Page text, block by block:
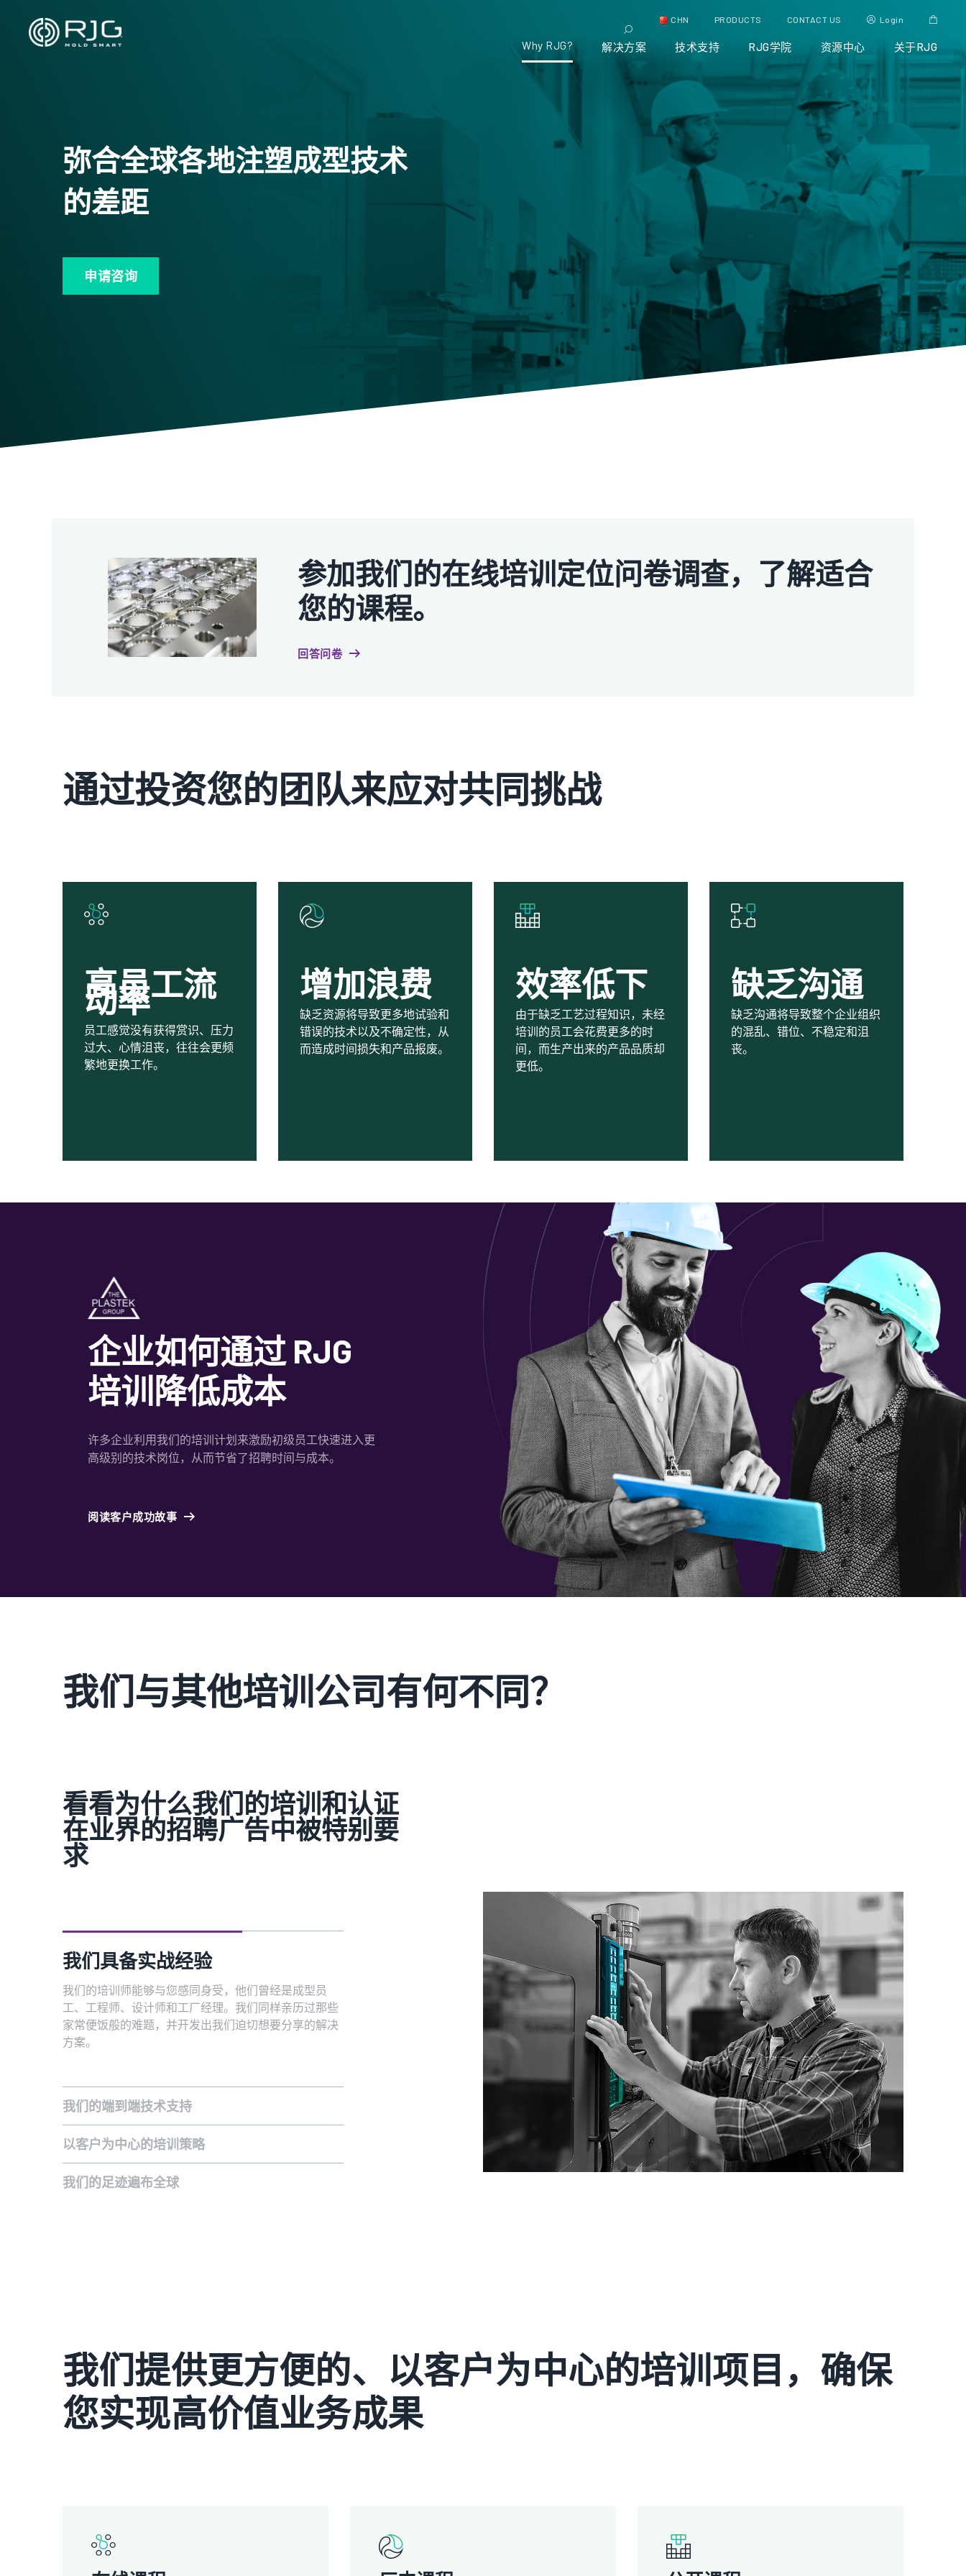
CHN PRODUCTS CONTACT US Login
Why RJG? 解决方案 技术支持 RJG学院 资源中心 关于RJG
弥合全球各地注塑成型技术
的差距
申请咨询
参加我们的在线培训定位问卷调查，了解适合
您的课程。
回答问卷
通过投资您的团队来应对共同挑战
高员工流
动率
员工感觉没有获得赏识、压力
过大、心情沮丧，往往会更频
繁地更换工作。
增加浪费
缺乏资源将导致更多地试验和
错误的技术以及不确定性，从
而造成时间损失和产品报废。
效率低下
由于缺乏工艺过程知识，未经
培训的员工会花费更多的时
间，而生产出来的产品品质却
更低。
缺乏沟通
缺乏沟通将导致整个企业组织
的混乱、错位、不稳定和沮
丧。
企业如何通过 RJG
培训降低成本
许多企业利用我们的培训计划来激励初级员工快速进入更
高级别的技术岗位，从而节省了招聘时间与成本。
阅读客户成功故事
我们与其他培训公司有何不同？
看看为什么我们的培训和认证
在业界的招聘广告中被特别要
求
我们具备实战经验
我们的培训师能够与您感同身受，他们曾经是成型员
工、工程师、设计师和工厂经理。我们同样亲历过那些
家常便饭般的难题，并开发出我们迫切想要分享的解决
方案。
我们的端到端技术支持
我们不仅提供工艺培训。从草图到生产，我们都有备而来，并
且我们拥有解决您可能面临的任何挑战的专业技术。我们绝不
会仅仅告诉您该做什么，然后让您独自面对。
以客户为中心的培训策略
每个培训课程都紧紧围绕您的需求构建。如果您需要涵盖内容
更广的特定主题，我们将进行调整以确保充分满足您的需求。
没有两个培训是完全相同的。
我们的足迹遍布全球
通过世界各地的 RJG 办事处，我们能够在不同国家，使用当地
我们提供更方便的、以客户为中心的培训项目，确保
您实现高价值业务成果